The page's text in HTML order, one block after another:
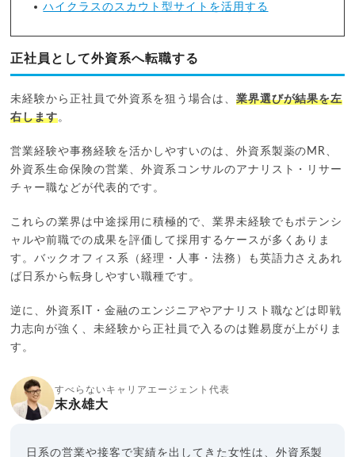
ハイクラスのスカウト型サイトを活用する
正社員として外資系へ転職する
未経験から正社員で外資系を狙う場合は、 業界選びが結果を左
右します。
営業経験や事務経験を活かしやすいのは、外資系製薬のMR、
外資系生命保険の営業、外資系コンサルのアナリスト・リサー
チャー職などが代表的です。
これらの業界は中途採用に積極的で、業界未経験でもポテンシ
ャルや前職での成果を評価して採用するケースが多くありま
す。バックオフィス系（経理・人事・法務）も英語力さえあれ
ば日系から転身しやすい職種です。
逆に、外資系IT・金融のエンジニアやアナリスト職などは即戦
力志向が強く、未経験から正社員で入るのは難易度が上がりま
す。
すべらないキャリアエージェント代表
末永雄大
日系の営業や接客で実績を出してきた女性は、外資系製